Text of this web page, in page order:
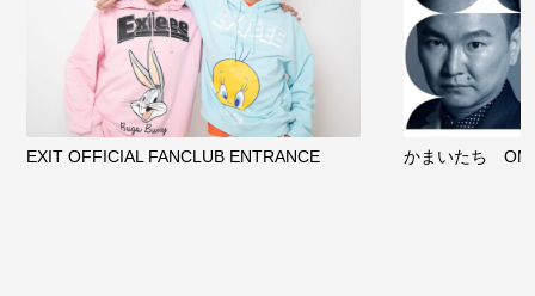
EXIT OFFICIAL FANCLUB ENTRANCE かまいたち